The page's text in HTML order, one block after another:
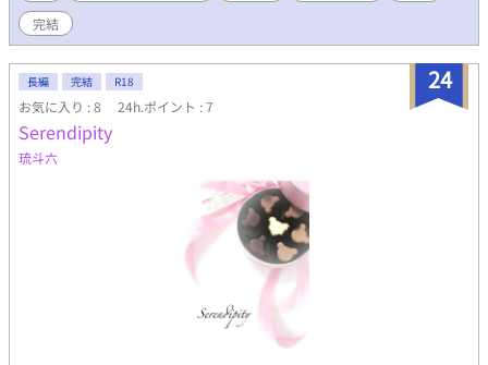
完結
24
長編 完結 R18
お気に入り : 8 24h.ポイント : 7
Serendipity
琉斗六